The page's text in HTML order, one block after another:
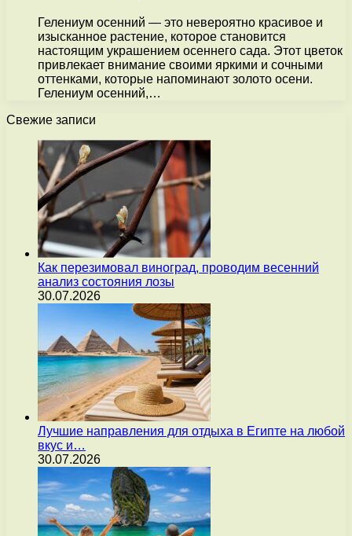
Гелениум осенний — это невероятно красивое и
изысканное растение, которое становится
настоящим украшением осеннего сада. Этот цветок
привлекает внимание своими яркими и сочными
оттенками, которые напоминают золото осени.
Гелениум осенний,…
Свежие записи
Как перезимовал виноград, проводим весенний
анализ состояния лозы
30.07.2026
Лучшие направления для отдыха в Египте на любой
вкус и…
30.07.2026